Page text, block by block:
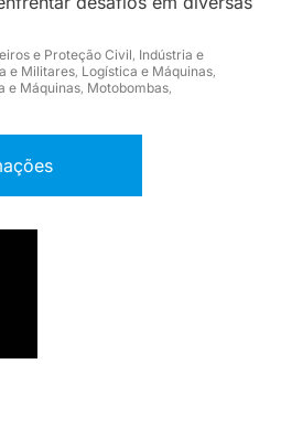
e Proteção Civil, Indústria e
e Militares, Logística e Máquinas,
e Máquinas, Motobombas,